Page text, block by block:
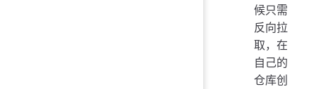
候只需
反向拉
取，在
自己的
仓库创